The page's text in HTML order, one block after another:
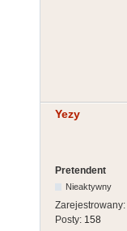
Yezy
Pretendent
Nieaktywny
Zarejestrowany:
Posty: 158